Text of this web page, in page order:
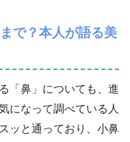
で？本人が語る美
「鼻」についても、進
になって調べている人
ッと通っており、小鼻